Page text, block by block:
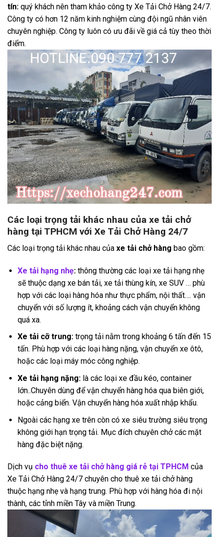
tín: quý khách nên tham khảo công ty Xe Tải Chở Hàng 24/7.
Công ty có hơn 12 năm kinh nghiệm cùng đội ngũ nhân viên
chuyên nghiệp. Công ty luôn có ưu đãi về giá cả tùy theo thời
điểm.
Các loại trọng tải khác nhau của xe tải chở
hàng tại TPHCM với Xe Tải Chở Hàng 24/7
Các loại trọng tải khác nhau của xe tải chở hàng bao gồm:
Xe tải hạng nhẹ​:thông thường các loại xe tải hạng nhẹ
sẽ thuộc dạng xe bán tải, xe tải thùng kín, xe SUV … phù
hợp với các loại hàng hóa như thực phẩm, nội thất…. vận
chuyển với số lượng ít, khoảng cách vận chuyển không
quá xa.
Xe tải cỡ trung: trọng tải nằm trong khoảng 6 tấn đến 15
tấn. Phù hợp với các loại hàng nặng, vận chuyển xe ôtô,
hoặc các loại máy móc công nghiệp.
Xe tải hạng nặng: là các loại xe đầu kéo, container
lớn..Chuyên dùng để vận chuyển hàng hóa qua biên giới,
hoặc cảng biển. Vận chuyển hàng hóa xuất nhập khẩu.
Ngoài các hạng xe trên còn có xe siêu trường siêu trọng
không giới hạn trọng tải. Mục đích chuyên chở các mặt
hàng đặc biệt nặng.
Dịch vụ cho thuê xe tải chở hàng giá rẻ tại TPHCM của
Xe Tải Chở Hàng 24/7 chuyên cho thuê xe tải chở hàng
thuộc hạng nhẹ và hạng trung. Phù hợp với hàng hóa đi nội
thành, các tỉnh miền Tây và miền Trung.